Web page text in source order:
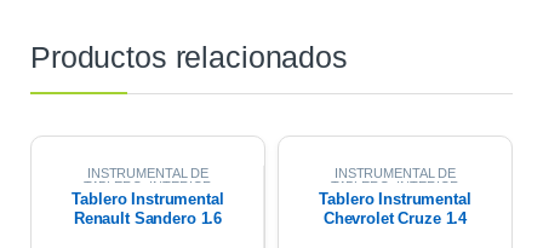
Productos relacionados
INSTRUMENTAL DE
TABLERO
INTERIOR
Tablero Instrumental
Renault Sandero 1.6
INSTRUMENTAL DE
TABLERO
INTERIOR
Tablero Instrumental
Chevrolet Cruze 1.4